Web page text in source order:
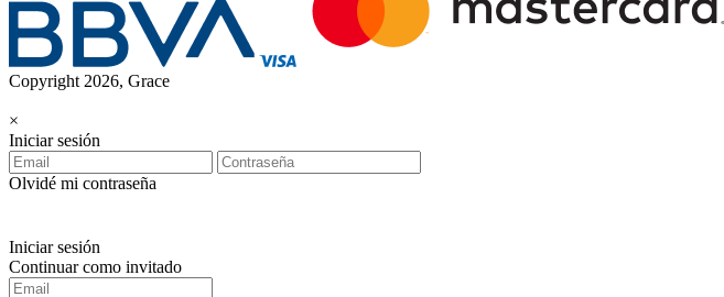
Copyright 2026, Grace
×
Iniciar sesión
Olvidé mi contraseña
Iniciar sesión
Continuar como invitado